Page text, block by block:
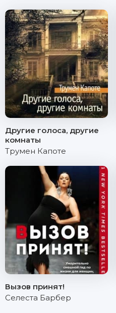
Другие голоса, другие
комнаты
Трумен Капоте
Вызов принят!
Селеста Барбер